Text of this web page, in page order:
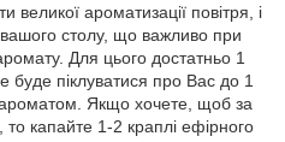
великої ароматизації повітря, і
столу, що важливо при
Для цього достатньо 1
буде піклуватися про Вас до 1
Якщо хочете, щоб за
капайте 1-2 краплі ефірного